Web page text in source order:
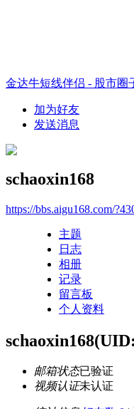
金达牛短线伴侣 - 股市圈
加为好友
发送消息
schaoxin168
https://bbs.aigu168.com/
主题
日志
相册
记录
留言板
个人资料
schaoxin168
邮箱状态已验证
视频认证未认证